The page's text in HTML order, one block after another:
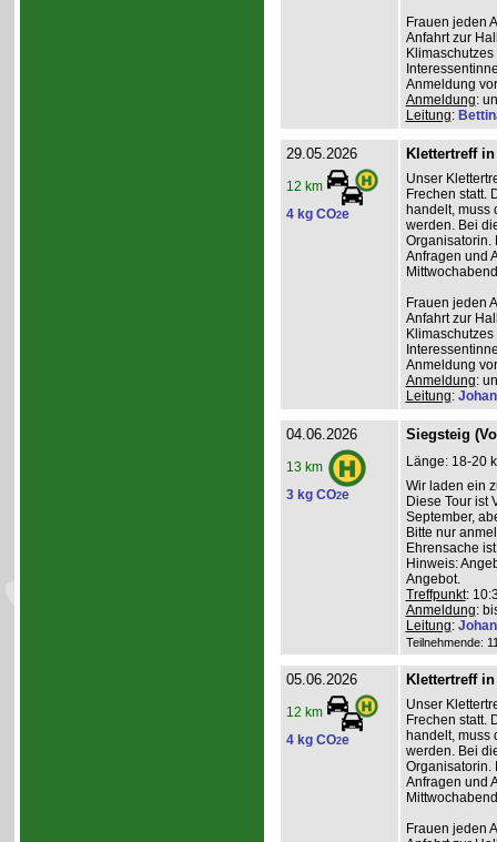
Frauen jeden
Anfahrt zur
Anmeldung
Anmeldung:
Leitung:
29.05.2026
12 km
4 kg CO2e
Klettertreff
Unser
Frechen statt.
handelt, muss
werden. Bei
Organisatorin.
Anfragen und
Frauen jeden
Anfahrt zur
Anmeldung
Anmeldung:
Leitung:
04.06.2026
13 km
3 kg CO2e
Siegsteig
Länge: 18-20
Wir laden ein
Diese Tour ist
September,
Bitte nur
Ehrensache
Hinweis:
Angebot.
Treffpunkt:
Anmeldung:
Leitung:
Teilnehmende:
05.06.2026
12 km
4 kg CO2e
Klettertreff
Unser
Frechen statt.
handelt, muss
werden. Bei
Organisatorin.
Anfragen und
Frauen jeden